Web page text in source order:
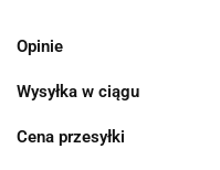
Opinie
Wysyłka w ciągu
Cena przesyłki